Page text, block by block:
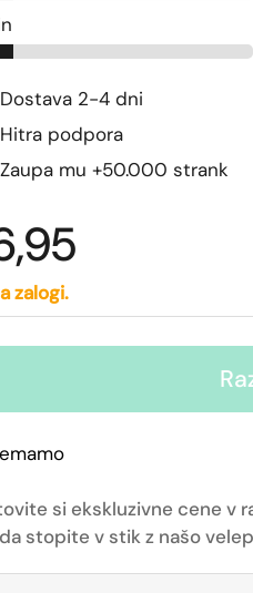
Dostava 2-4 dni
Hitra podpora
Zaupa mu +50.000 strank
zalogi.
si ekskluzivne cene v
stopite v stik z našo